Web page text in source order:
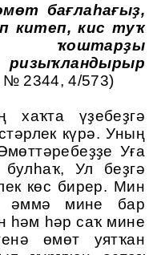
бағлаһағыҙ,
китеп, кис туҡ
ҡоштарҙы
№ 2344, 4/573)
хаҡта үҙебеҙгә
күрә. Уның
Уға
булһаҡ, Ул беҙгә
көс бирер. Мин
әммә мине бар
һәм һәр саҡ мине
өмөт уятҡан